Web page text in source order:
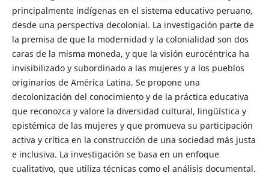
principalmente indígenas en el sistema educativo peruano,
desde una perspectiva decolonial. La investigación parte de
la premisa de que la modernidad y la colonialidad son dos
caras de la misma moneda, y que la visión eurocéntrica ha
invisibilizado y subordinado a las mujeres y a los pueblos
originarios de América Latina. Se propone una
decolonización del conocimiento y de la práctica educativa
que reconozca y valore la diversidad cultural, lingüística y
epistémica de las mujeres y que promueva su participación
activa y crítica en la construcción de una sociedad más justa
e inclusiva. La investigación se basa en un enfoque
cualitativo, que utiliza técnicas como el análisis documental.